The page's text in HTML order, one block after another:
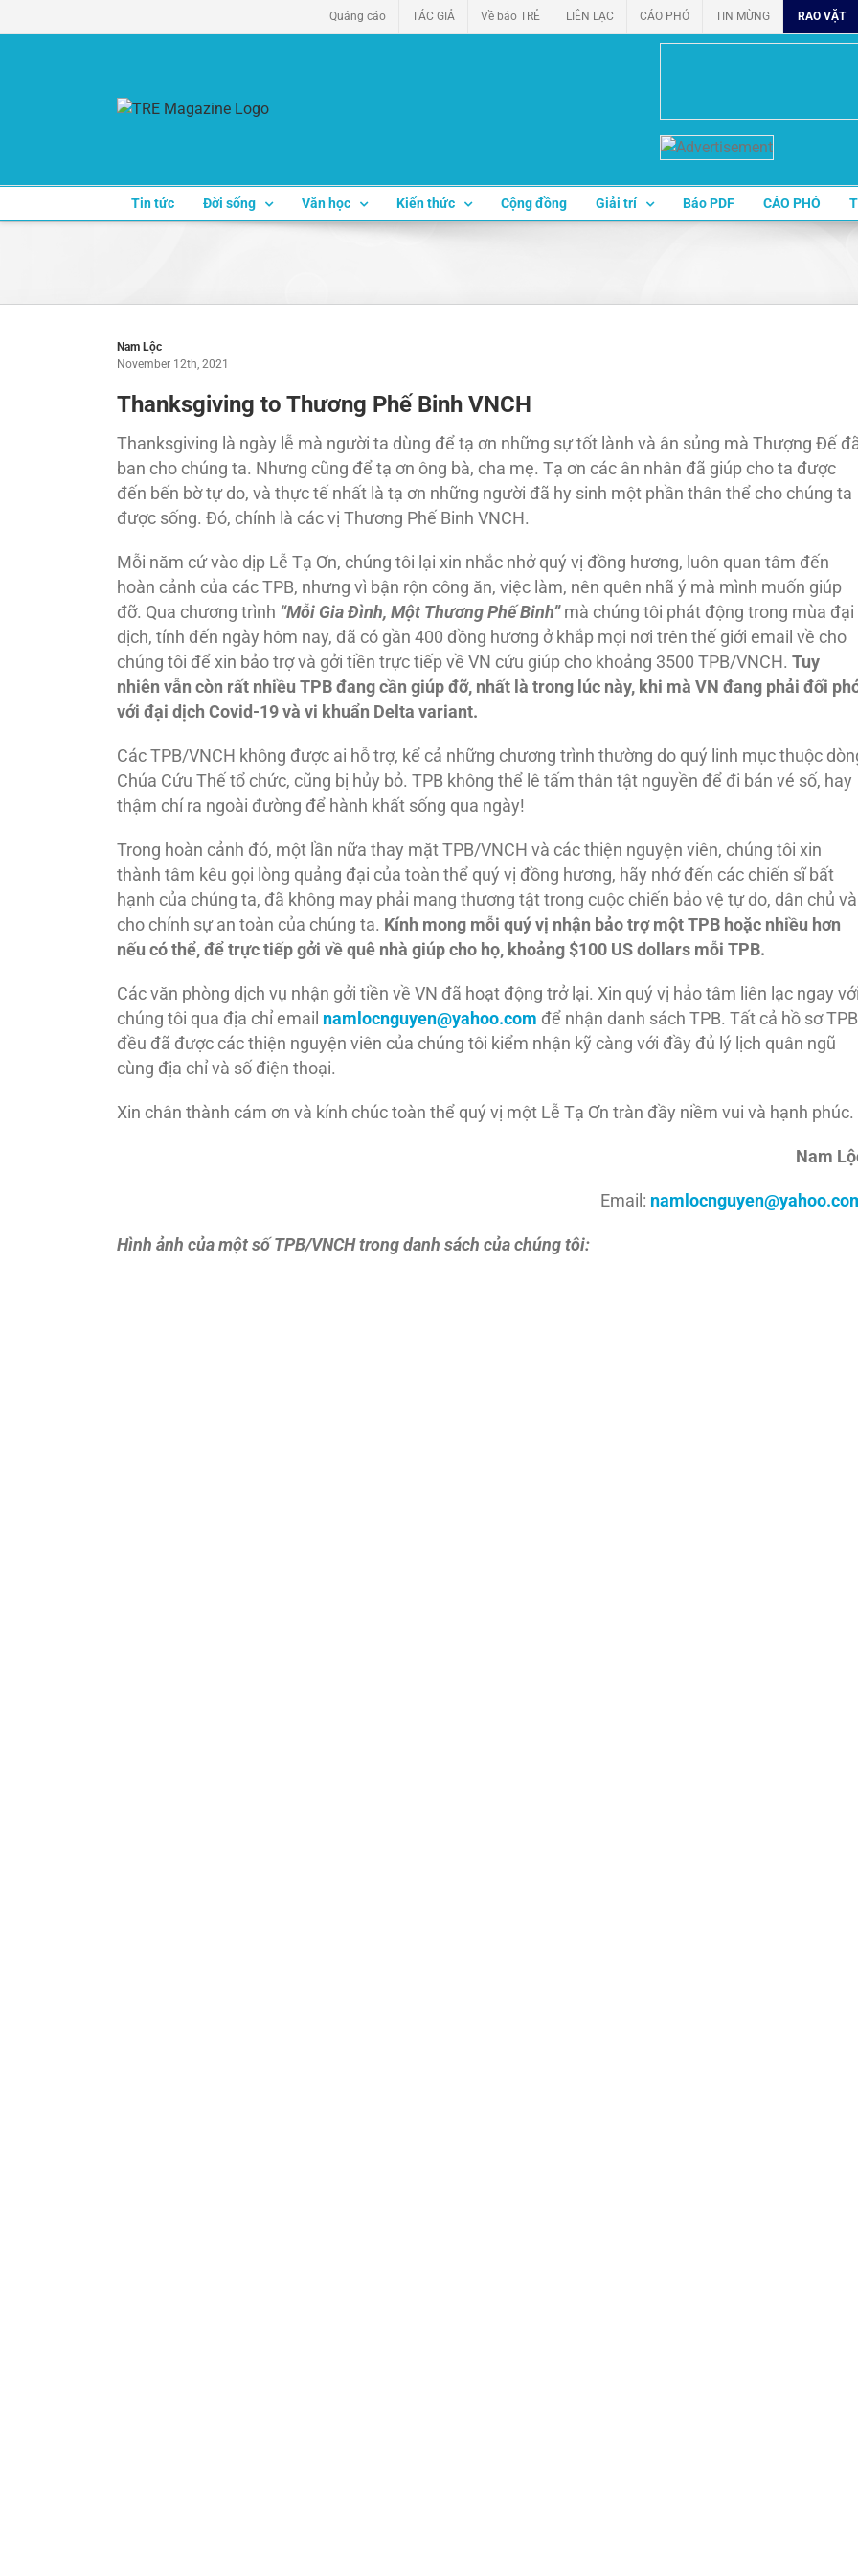
to
Quảng cáo TÁC GIẢ Về báo TRẺ LIÊN LẠC CÁO PHÓ TIN MỪNG RAO VẶT
Tin tức Đời sống Văn học Kiến thức Cộng đồng Giải trí Báo PDF CÁO PHÓ
Nam Lộc
November 12th, 2021
Thanksgiving to Thương Phế Binh VNCH
Thanksgiving là ngày lễ mà người ta dùng để tạ ơn những sự tốt lành và ân sủng mà Thượng Đế
ban cho chúng ta. Nhưng cũng để tạ ơn ông bà, cha mẹ. Tạ ơn các ân nhân đã giúp cho ta được
đến bến bờ tự do, và thực tế nhất là tạ ơn những người đã hy sinh một phần thân thể cho chúng ta
được sống. Đó, chính là các vị Thương Phế Binh VNCH.
Mỗi năm cứ vào dịp Lễ Tạ Ơn, chúng tôi lại xin nhắc nhở quý vị đồng hương, luôn quan tâm đến
hoàn cảnh của các TPB, nhưng vì bận rộn công ăn, việc làm, nên quên nhã ý mà mình muốn giúp
đỡ. Qua chương trình “Mỗi Gia Đình, Một Thương Phế Binh”mà chúng tôi phát động trong mùa đại
dịch, tính đến ngày hôm nay, đã có gần 400 đồng hương ở khắp mọi nơi trên thế giới email về cho
chúng tôi để xin bảo trợ và gởi tiền trực tiếp về VN cứu giúp cho khoảng 3500 TPB/VNCH. Tuy
nhiên vẫn còn rất nhiều TPB đang cần giúp đỡ, nhất là trong lúc này, khi mà VN đang phải đối
với đại dịch Covid-19 và vi khuẩn Delta variant.
Các TPB/VNCH không được ai hỗ trợ, kể cả những chương trình thường do quý linh mục thuộc
Chúa Cứu Thế tổ chức, cũng bị hủy bỏ. TPB không thể lê tấm thân tật nguyền để đi bán vé số, hay
thậm chí ra ngoài đường để hành khất sống qua ngày!
Trong hoàn cảnh đó, một lần nữa thay mặt TPB/VNCH và các thiện nguyện viên, chúng tôi xin
thành tâm kêu gọi lòng quảng đại của toàn thể quý vị đồng hương, hãy nhớ đến các chiến sĩ bất
hạnh của chúng ta, đã không may phải mang thương tật trong cuộc chiến bảo vệ tự do, dân chủ và
cho chính sự an toàn của chúng ta. Kính mong mỗi quý vị nhận bảo trợ một TPB hoặc nhiều hơn
nếu có thể, để trực tiếp gởi về quê nhà giúp cho họ, khoảng $100 US dollars mỗi TPB.
Các văn phòng dịch vụ nhận gởi tiền về VN đã hoạt động trở lại. Xin quý vị hảo tâm liên lạc ngay với
chúng tôi qua địa chỉ email namlocnguyen@yahoo.com để nhận danh sách TPB. Tất cả hồ sơ TPB
đều đã được các thiện nguyện viên của chúng tôi kiểm nhận kỹ càng với đầy đủ lý lịch quân ngũ
cùng địa chỉ và số điện thoại.
Xin chân thành cám ơn và kính chúc toàn thể quý vị một Lễ Tạ Ơn tràn đầy niềm vui và hạnh phúc.
Nam
Email:
Hình ảnh của một số TPB/VNCH trong danh sách của chúng tôi: